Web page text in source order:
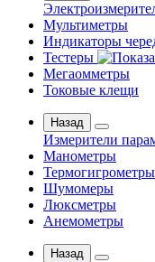
Мультиметры
Индикаторы
Тестеры
Мегаомметры
Токовые клещи
Назад
Измерители
Манометры
Термогигрометры
Шумомеры
Люксметры
Анемометры
Назад